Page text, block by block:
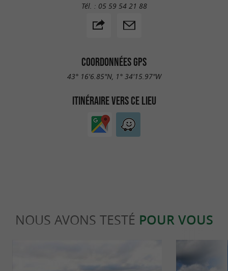
Tél. : 05 59 54 21 88
COORDONNÉES GPS
43° 16'6.85"N, 1° 34'15.97"W
ITINÉRAIRE VERS CE LIEU
NOUS AVONS TESTÉ POUR VOUS